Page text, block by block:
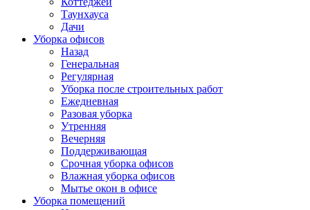
Таунхауса
Дачи
Уборка офисов
Назад
Генеральная
Регулярная
Уборка после строительных работ
Ежедневная
Разовая уборка
Утренняя
Вечерняя
Поддерживающая
Срочная уборка офисов
Влажная уборка офисов
Мытье окон в офисе
Уборка помещений